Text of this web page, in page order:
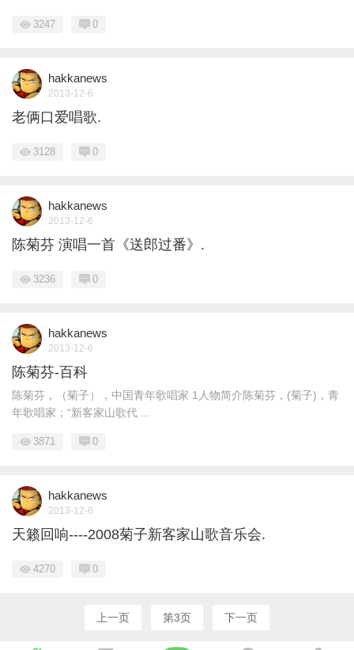
3247 0
hakkanews
2013-12-6
老俩口爱唱歌.
3128 0
hakkanews
2013-12-6
陈菊芬 演唱一首《送郎过番》.
3236 0
hakkanews
2013-12-6
陈菊芬-百科
陈菊芬，（菊子），中国青年歌唱家 1人物简介陈菊芬，(菊子)，青
年歌唱家；“新客家山歌代 ...
3871 0
hakkanews
2013-12-6
天籁回响----2008菊子新客家山歌音乐会.
4270 0
上一页 第3页 下一页